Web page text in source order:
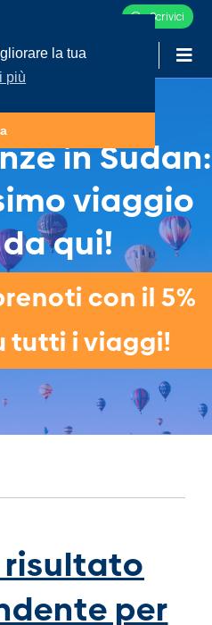
la tua
più
Scrivici
in Sudan:
viaggio
qui!
con il 5%
tutti i viaggi!
risultato
per